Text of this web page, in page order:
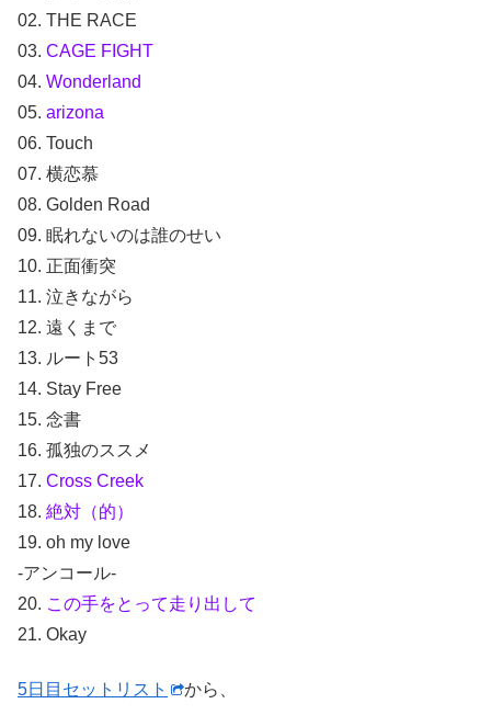
02. THE RACE
03. CAGE FIGHT
04. Wonderland
05. arizona
06. Touch
07. 横恋慕
08. Golden Road
09. 眠れないのは誰のせい
10. 正面衝突
11. 泣きながら
12. 遠くまで
13. ルート53
14. Stay Free
15. 念書
16. 孤独のススメ
17. Cross Creek
18. 絶対（的）
19. oh my love
-アンコール-
20. この手をとって走り出して
21. Okay
5日目セットリスト から、